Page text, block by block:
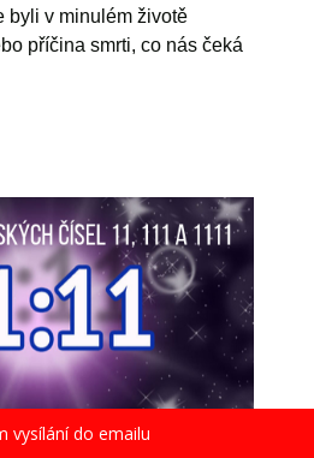
byli v minulém životě
příčina smrti, co nás čeká
270722
vysílání do emailu